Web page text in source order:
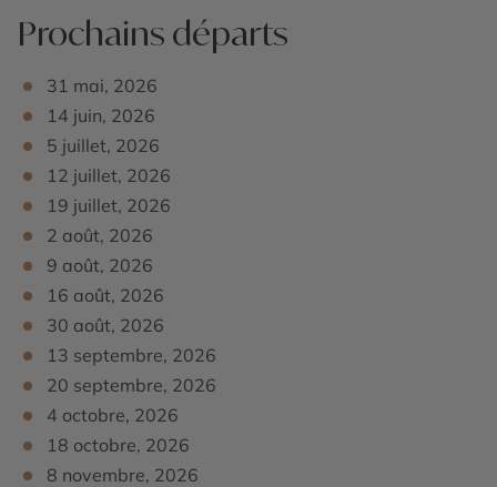
considérable en toute saison: gazelles, antilopes,
girafes, buffles, zèbres, chacals, phacochères, singes…
figurent également parmi les principaux pensionnaires
du parc.Safari l’après-midi au Serengeti en véhicule
4×4. Diner et nuit au lodge.
vous vous souviendrez longtemps. Dîner et nuit au
Prochains départs
31 mai, 2026
14 juin, 2026
5 juillet, 2026
12 juillet, 2026
19 juillet, 2026
2 août, 2026
9 août, 2026
16 août, 2026
30 août, 2026
13 septembre, 2026
20 septembre, 2026
4 octobre, 2026
18 octobre, 2026
8 novembre, 2026